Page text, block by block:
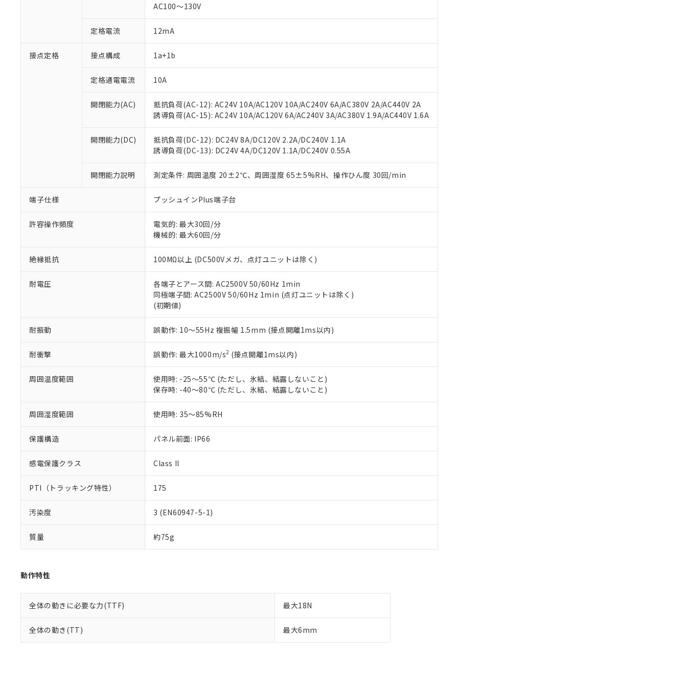
AC100～130V
定格電流 12mA
接点定格 接点構成 1a+1b
定格通電電流 10A
開閉能力(AC)
抵抗負荷(AC-12): AC24V 10A/AC120V 10A/AC240V 6A/AC380V 2A/AC440V 2A
誘導負荷(AC-15): AC24V 10A/AC120V 6A/AC240V 3A/AC380V 1.9A/AC440V 1.6A
開閉能力(DC)
抵抗負荷(DC-12): DC24V 8A/DC120V 2.2A/DC240V 1.1A
誘導負荷(DC-13): DC24V 4A/DC120V 1.1A/DC240V 0.55A
開閉能力説明 測定条件: 周囲温度 20±2℃、周囲湿度 65±5%RH、操作ひん度 30回/min
端子仕様 プッシュインPlus端子台
許容操作頻度
電気的: 最大30回/分
機械的: 最大60回/分
絶縁抵抗 100MΩ以上 (DC500Vメガ、点灯ユニットは除く)
耐電圧
各端子とアース間: AC2500V 50/60Hz 1min
同極端子間: AC2500V 50/60Hz 1min (点灯ユニットは除く)
(初期値)
耐振動 誤動作: 10～55Hz 複振幅 1.5mm (接点開離1ms以内)
耐衝撃 誤動作: 最大1000m/s2 (接点開離1ms以内)
周囲温度範囲
使用時: -25～55℃ (ただし、氷結、結露しないこと)
保存時: -40～80℃ (ただし、氷結、結露しないこと)
周囲湿度範囲 使用時: 35～85%RH
保護構造 パネル前面: IP66
感電保護クラス Class II
PTI（トラッキング特性） 175
汚染度 3 (EN60947-5-1)
質量 約75g
動作特性
全体の動きに必要な力(TTF) 最大18N
全体の動き(TT) 最大6mm
ご利用条件
以下の条件をお読みいただき、同意のうえご利用ください。
くものです。
当社制御機器事業取扱商品の中には、本サービスの対象外となる商品もあることをご了承ください。
在庫状況および標準価格照会結果は、記載している更新日時点での社内データに基づき作成されるも
のであり、閲覧された時点での実際の在庫および標準価格とは異なる場合があることをご了承くださ
い。
正式な納期状況および標準価格はお客様のお取引先、またはお客様担当のオムロン制御機器販売店・
当社販売員にご相談ください。
オムロン制御機器販売店や当社販売拠点は「 販売ネットワーク
」をご確認ください。
在庫状況および標準価格結果を当社の事前の承諾なく第三者に漏洩または開示しないようお願いしま
す。
マイパーツ機能（部品リスト作成サービス）をご利用いただくには、I-Webメンバーズにご登録され
お客様が当ウェブサイト上で当社にご登録された部品リストについて、当社および当社の共同利用者
が、当社の製品・サービスに関するお客様との取引・商談に必要な範囲で利用することをご了承くだ
さい。
※当社の共同利用者とは、"個人情報の共同利用に関して"
いる法人を指します。
対応済み：EU RoHS指令（10物質）の非含有に対応した製品が提供可能な商品です。
調査・確認中：EU RoHS指令（10物質）の非含有の対応状況を調査中または確認中の商品です。
非該当品：ライセンス料など無形物で、有害物質有無と関係のない商品です。
仕入先様の事情により、非含有部品としていたものが、含有品と判明した場合などやむを得ず変更すること
があります。
六価クロム(Cr(Ⅵ)) 1000ppm以下、ポリ臭化ビフェニル類(PBB) 1000ppm以下、ポリ臭化ジフェニルエーテル類(PBDE) 1000ppm以下、
フタル酸ビス(2-エチルヘキシル) (DEHP)(別名：DOP) 1000ppm以下、フタル酸ブチルベンジル（BBP） 1000ppm以下、フタル酸ジブチ
ル（DBP） 1000ppm以下、フタル酸ジイソブチル (DIBP) 1000ppm以下
但し、RoHS指令で産業用監視および制御機器に対する適用除外項目は除く。
※2 対応予定月
部品在庫の切り替え状況などにより、予定月が前後することがあります。
※3 非含有証明書ダウンロード
下記の非含有証明書をダウンロードすることができます。
EU RoHS指令（10物質）の非含有証明書
51物質の非含有証明書（当社基準）
※本証明書は発行日時点で非含有を証明するもので、過去に遡って非含有を証明するものではありません。
また、RoHS指令のフタル酸エステル類４物質の対応では、対応完了までの期間は出荷製品に未対応品が
混在することから備考欄に対応日を記載しておりました。
既に当社にて対応品への在庫切替を完了していることから、特段のことがない限り、2022年1月12日よ
り割愛しております。
※1 中国RoHS○×表
「×」：最大均質材料含有率が中国RoHSの基準値を超えていることを示します。
「－」：未確認です。当社販売部門へお問い合わせください。
*中国RoHS10物質の基準値 (GB/T26572)：
DBP(フタル酸ジブチル) : 1000ppm、 DIBP(フタル酸ジイソブチル) : 1000ppm、 BBP(フタル酸ブチルベンジル) : 1000ppm、
DEHP(フタル酸ビス(2-エチルヘキシル)) : 1000ppm
※2 環境保護使用期限
「ｅ」：有害物質（10物質）のすべてが基準値以下であることを示します。
「10」：通常の使用状況下において有害物質が外部に漏えいし、環境に深刻な影響を及ぼさない年数を意
味します。
「－」：未確認です。当社販売部門へお問い合わせください。
う）を輸出または国外への提供する場合は、日本国政府の輸出許可(または役務取引許可)を取得する
などの必要な手続きをとります。
当社は規制貨物を破棄する場合は、完全に破砕するなど、違法に輸出されないよう必要な手段を講じ
当社は貴社製品を、核兵器、ミサイル、化学兵器、生物兵器またはその他武器並びにこれらの製造装
置等に一切使用いたしません。
当社は、貴社製品を第三者に販売する場合は、上記1、2および3の内容を当該第三者に通知します。
また当社は、販売先および販売に係わる関係者が違法に輸出するおそれがある場合は、取り引きをい
たしません。
記
号
説明
○ 一定数以上の在庫あり
△ 一定数には満たないが在庫あり
－
在庫なし(最新の在庫状況については、お客様のお取引先、またはお客様担当のオムロン制御
機器販売店・当社販売員にご確認ください)
空
白
受注生産機種、また在庫状況の情報を公開していない機種